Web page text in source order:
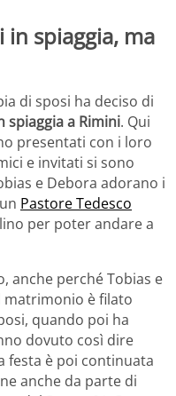
spiaggia, ma
di sposi ha deciso di
spiaggia a Rimini. Qui
presentati con i loro
e invitati si sono
e Debora adorano i
Pastore Tedesco
per poter andare a
anche perché Tobias e
matrimonio è filato
quando poi ha
dovuto così dire
festa è poi continuata
anche da parte di